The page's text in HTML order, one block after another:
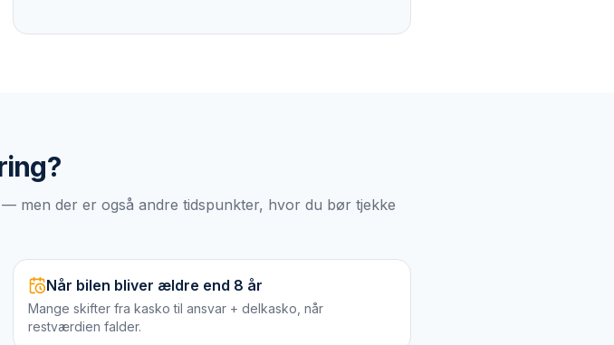
?
men der er også andre tidspunkter, hvor du bør tjekke
Når bilen bliver ældre end 8 år
Mange skifter fra kasko til ansvar + delkasko, når
restværdien falder.